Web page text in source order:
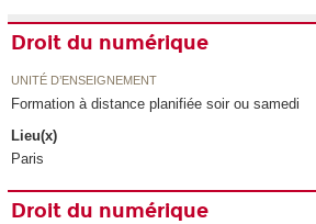
Droit du numérique
UNITÉ D’ENSEIGNEMENT
Formation à distance planifiée soir ou samedi
Lieu(x)
Paris
Droit du numérique